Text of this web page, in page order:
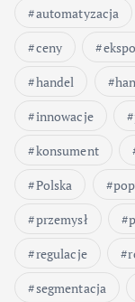
automatyzacja
ceny
handel
innowacje
konsument
Polska
przemysł
regulacje
segmentacja